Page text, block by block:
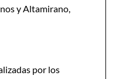
y Altamirano,
por los